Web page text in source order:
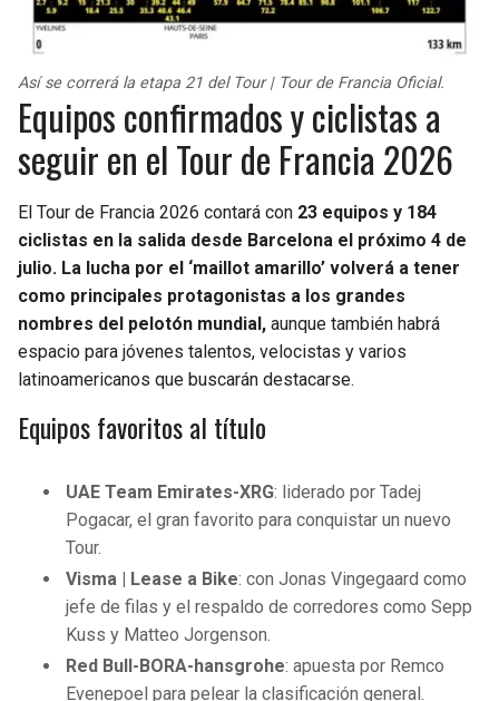
Así se correrá la etapa 21 del Tour | Tour de Francia Oficial.
Equipos confirmados y ciclistas a
seguir en el Tour de Francia 2026
El Tour de Francia 2026 contará con 23 equipos y 184
ciclistas en la salida desde Barcelona el próximo 4 de
julio. La lucha por el ‘maillot amarillo’ volverá a tener
como principales protagonistas a los grandes
nombres del pelotón mundial, aunque también habrá
espacio para jóvenes talentos, velocistas y varios
latinoamericanos que buscarán destacarse.
Equipos favoritos al título
UAE Team Emirates-XRG: liderado por Tadej
Pogacar, el gran favorito para conquistar un nuevo
Tour.
Visma | Lease a Bike: con Jonas Vingegaard como
jefe de filas y el respaldo de corredores como Sepp
Kuss y Matteo Jorgenson.
Red Bull-BORA-hansgrohe: apuesta por Remco
Evenepoel para pelear la clasificación general.